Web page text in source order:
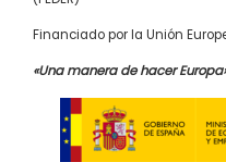
Financiado por la Unión
«Una manera de hacer